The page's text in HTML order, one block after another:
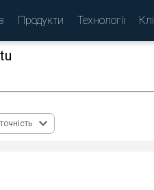
Продукти Технології
точність